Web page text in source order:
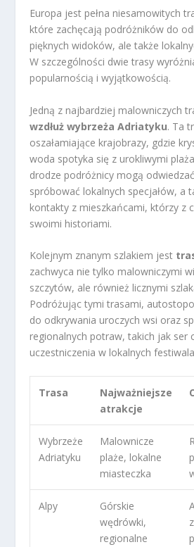
Europa jest pełna niesamowitych
które zachęcają podróżników do
pięknych widoków, ale także
W szczególności dwie trasy
popularnością i wyjątkowością.
Jedną z najbardziej malowniczych
wzdłuż wybrzeża Adriatyku. Ta
oszałamiające krajobrazy, gdzie
woda spotyka się z urokliwymi
drodze podróżnicy mogą
spróbować lokalnych specjałów, a
kontakty z mieszkańcami, którzy z
swoimi historiami.
Kolejnym znanym szlakiem jest
zachwyca nie tylko malowniczymi
szczytów, ale również licznymi
Podróżując tymi trasami,
do odkrywania uroczych wsi oraz
regionalnych potraw, takich jak ser
uczestniczenia w lokalnych
Trasa
Najważniejsze
atrakcje
Wybrzeże
Adriatyku
Malownicze
plaże, lokalne
miasteczka
Alpy
Górskie
wędrówki,
regionalne